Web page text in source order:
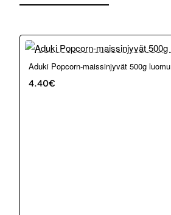
Aduki Popcorn-maissinjyvät 500g luomu
4.40€